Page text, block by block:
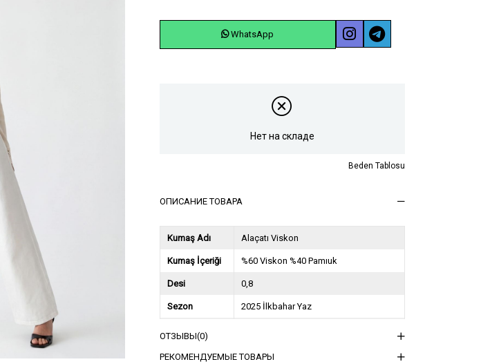
WhatsApp
Нет на складе
Beden Tablosu
ОПИСАНИЕ ТОВАРА
Kumaş Adı Alaçatı Viskon
Kumaş İçeriği %60 Viskon %40 Pamıuk
Desi 0,8
Sezon 2025 İlkbahar Yaz
Asorti Bilgisi 2S-2M-2L
ОТЗЫВЫ(0)
РЕКОМЕНДУЕМЫЕ ТОВАРЫ